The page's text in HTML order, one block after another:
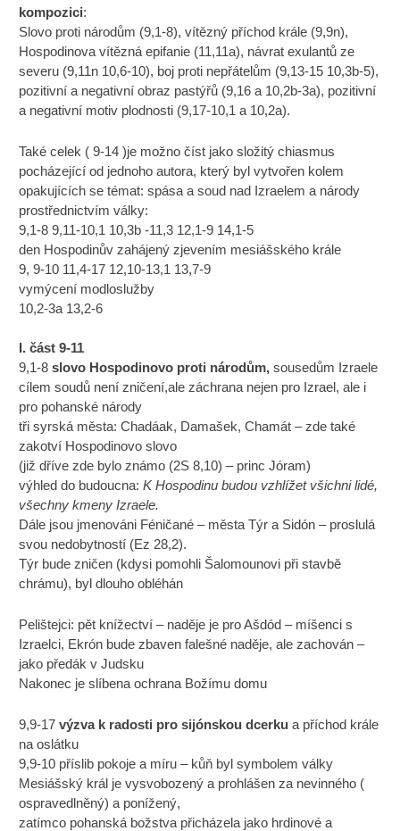
kompozici:
Slovo proti národům (9,1-8), vítězný příchod krále (9,9n),
Hospodinova vítězná epifanie (11,11a), návrat exulantů ze
severu (9,11n 10,6-10), boj proti nepřátelům (9,13-15 10,3b-5),
pozitivní a negativní obraz pastýřů (9,16 a 10,2b-3a), pozitivní
a negativní motiv plodnosti (9,17-10,1 a 10,2a).
Také celek ( 9-14 )je možno číst jako složitý chiasmus
pocházející od jednoho autora, který byl vytvořen kolem
opakujících se témat: spása a soud nad Izraelem a národy
prostřednictvím války:
9,1-8 9,11-10,1 10,3b -11,3 12,1-9 14,1-5
den Hospodinův zahájený zjevením mesiášského krále
9, 9-10 11,4-17 12,10-13,1 13,7-9
vymýcení modloslužby
10,2-3a 13,2-6
I. část 9-11
9,1-8slovo Hospodinovo proti národům, sousedům Izraele
cílem soudů není zničení,ale záchrana nejen pro Izrael, ale i
pro pohanské národy
tři syrská města: Chadáak, Damašek, Chamát – zde také
zakotví Hospodinovo slovo
(již dříve zde bylo známo (2S 8,10) – princ Jóram)
výhled do budoucna:K Hospodinu budou vzhlížet všichni lidé,
všechny kmeny Izraele.
Dále jsou jmenováni Féničané – města Týr a Sidón – proslulá
svou nedobytností (Ez 28,2).
Týr bude zničen (kdysi pomohli Šalomounovi při stavbě
chrámu), byl dlouho obléhán
Pelištejci: pět knížectví – naděje je pro Ašdód – míšenci s
Izraelci, Ekrón bude zbaven falešné naděje, ale zachován –
jako předák v Judsku
Nakonec je slíbena ochrana Božímu domu
9,9-17výzva k radosti pro sijónskou dcerku a příchod krále
na oslátku
9,9-10 příslib pokoje a míru – kůň byl symbolem války
Mesiášský král je vysvobozený a prohlášen za nevinného (
ospravedlněný) a ponížený,
zatímco pohanská božstva přicházela jako hrdinové a